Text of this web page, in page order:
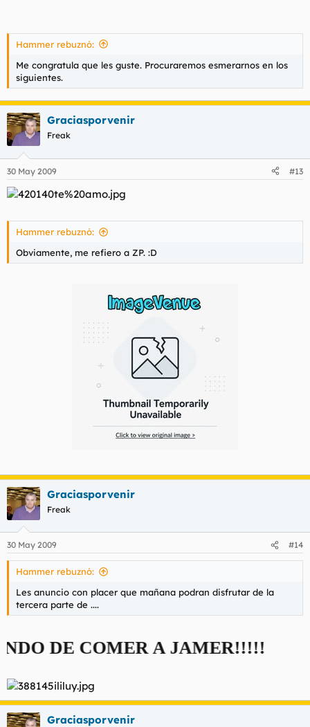
Hammer rebuznó:
Me congratula que les guste. Procuraremos esmerarnos en los
siguientes.
Graciasporvenir
Freak
30 May 2009 #13
Hammer rebuznó:
Obviamente, me refiero a ZP. :D
Graciasporvenir
Freak
30 May 2009 #14
Hammer rebuznó:
Les anuncio con placer que mañana podran disfrutar de la
tercera parte de ....
DE COMER A JAMER!!!!!
Graciasporvenir